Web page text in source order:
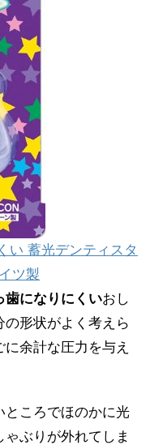
い 蓄光デンティスタ
ツ製
歯になりにくいおし
形状がよく考えら
余計な圧力を与え
ところでほのかに光
ぶりが外れてしま